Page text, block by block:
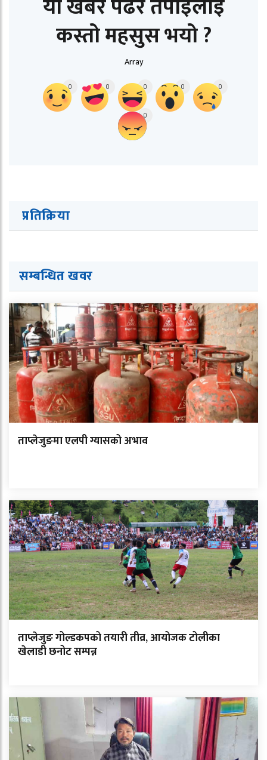
कस्तो महसुस भयो ?
Array
0 0 0 0 0
0
प्रतिक्रिया
सम्बन्धित खवर
ताप्लेजुङमा एलपी ग्यासको अभाव
ताप्लेजुङ गोल्डकपको तयारी तीव्र, आयोजक टोलीका
खेलाडी छनोट सम्पन्न